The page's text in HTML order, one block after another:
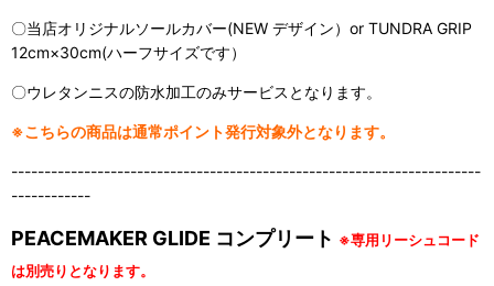
〇当店オリジナルソールカバー(NEW デザイン）or TUNDRA GRIP
12cm×30cm(ハーフサイズです）
〇ウレタンニスの防水加工のみサービスとなります。
※こちらの商品は通常ポイント発行対象外となります。
-----------------------------------------------------------------------
------------
PEACEMAKER GLIDE コンプリート ※専用リーシュコード
は別売りとなります。